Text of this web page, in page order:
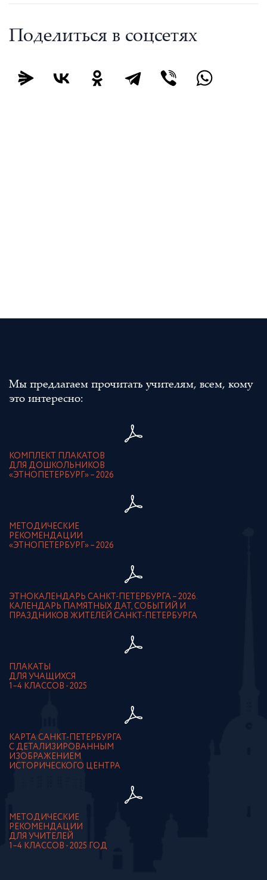
Поделиться в соцсетях
Мы предлагаем прочитать учителям, всем, кому
это интересно:
КОМПЛЕКТ ПЛАКАТОВ
ДЛЯ ДОШКОЛЬНИКОВ
«ЭТНОПЕТЕРБУРГ» – 2026
МЕТОДИЧЕСКИЕ
РЕКОМЕНДАЦИИ
«ЭТНОПЕТЕРБУРГ» – 2026
ЭТНОКАЛЕНДАРЬ САНКТ-ПЕТЕРБУРГА – 2026.
КАЛЕНДАРЬ ПАМЯТНЫХ ДАТ, СОБЫТИЙ И
ПРАЗДНИКОВ ЖИТЕЛЕЙ САНКТ-ПЕТЕРБУРГА
ПЛАКАТЫ
ДЛЯ УЧАЩИХСЯ
1–4 КЛАССОВ - 2025
КАРТА САНКТ-ПЕТЕРБУРГА
С ДЕТАЛИЗИРОВАННЫМ
ИЗОБРАЖЕНИЕМ
ИСТОРИЧЕСКОГО ЦЕНТРА
МЕТОДИЧЕСКИЕ
РЕКОМЕНДАЦИИ
ДЛЯ УЧИТЕЛЕЙ
1–4 КЛАССОВ - 2025 ГОД